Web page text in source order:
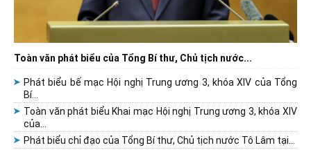
Toàn văn phát biểu của Tổng Bí thư, Chủ tịch nước...
Phát biểu bế mạc Hội nghị Trung ương 3, khóa XIV của Tổng
Bí...
Toàn văn phát biểu Khai mạc Hội nghị Trung ương 3, khóa XIV
của...
Phát biểu chỉ đạo của Tổng Bí thư, Chủ tịch nước Tô Lâm tại...